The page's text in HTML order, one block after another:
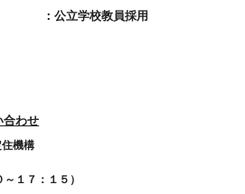
：公立学校教員採用
合わせ
機構
１７：１５）